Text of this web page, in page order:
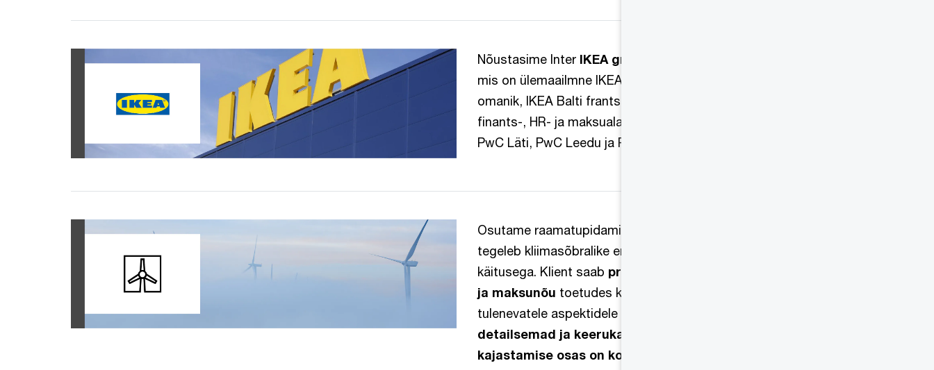
Nõustasime Inter IKEA gruppi (Inter IKEA Systems B.V.)
mis on ülemaailmne IKEA frantsiisiandja ja IKEA brändi
omanik, IKEA Balti frantsiiside omandamisel. Me pakkusime
finants-, HR- ja maksualast due diligence’i teenust koostöös
PwC Läti, PwC Leedu ja PwC Hollandiga.
Osutame raamatupidamisteenust pikaaegsele kliendile, kes
tegeleb kliimasõbralike energialahenduste arenduse ja
käitusega. Klient saab professionaalset raamatupidamis-
ja maksunõu toetudes korrektsetele seadusest
tulenevatele aspektidele ning
detailsemad ja keerukamad nõuded maa ja vara
kajastamise osas on korrektselt täidetud.